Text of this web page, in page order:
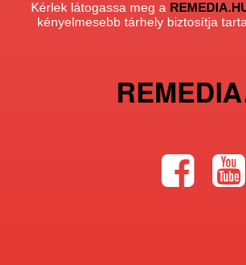
Kérlek látogassa meg a
kényelmesebb tárhely biztosítja